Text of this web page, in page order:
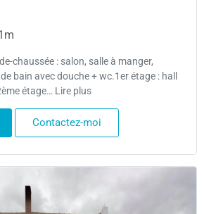
chaussée : salon, salle à manger,
bain avec douche + wc.1er étage : hall
étage… Lire plus
Contactez-moi